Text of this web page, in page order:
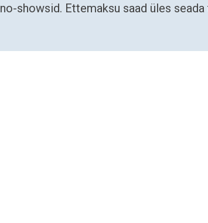
no-showsid. Ettemaksu saad üles